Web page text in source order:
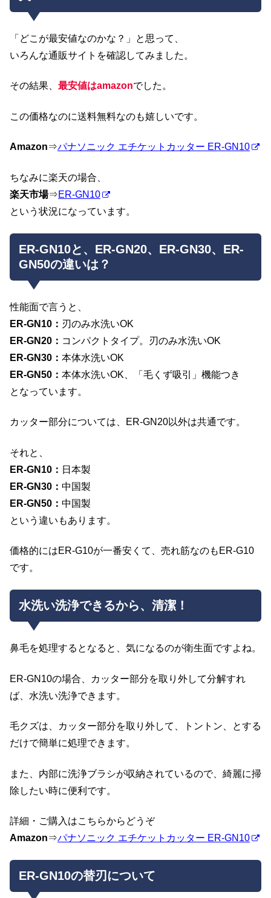
「どこが最安値なのかな？」と思って、
いろんな通販サイトを確認してみました。
その結果、 最安値はamazonでした。
この価格なのに送料無料なのも嬉しいです。
Amazon⇒パナソニック エチケットカッター ER-GN10
ちなみに楽天の場合、
楽天市場⇒ER-GN10
という状況になっています。
ER-GN10と、ER-GN20、ER-GN30、ER-
GN50の違いは？
性能面で言うと、
ER-GN10： 刃のみ水洗いOK
ER-GN20： コンパクトタイプ。刃のみ水洗いOK
ER-GN30： 本体水洗いOK
ER-GN50： 本体水洗いOK、「毛くず吸引」機能つき
となっています。
カッター部分については、ER-GN20以外は共通です。
それと、
ER-GN10： 日本製
ER-GN30： 中国製
ER-GN50： 中国製
という違いもあります。
価格的にはER-G10が一番安くて、売れ筋なのもER-G10
です。
水洗い洗浄できるから、清潔！
鼻毛を処理するとなると、気になるのが衛生面ですよね。
ER-GN10の場合、カッター部分を取り外して分解すれ
ば、水洗い洗浄できます。
毛クズは、カッター部分を取り外して、トントン、とする
だけで簡単に処理できます。
また、内部に洗浄ブラシが収納されているので、綺麗に掃
除したい時に便利です。
詳細・ご購入はこちらからどうぞ
Amazon⇒パナソニック エチケットカッター ER-GN10
ER-GN10の替刃について